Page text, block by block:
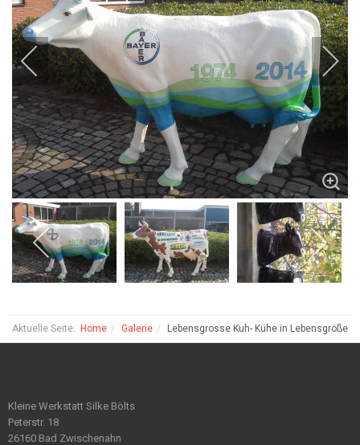
Aktuelle Seite: Home Galerie Lebensgrosse Kuh- Kühe in Lebensgröße
Kleine Werkstatt Silke Bölts
Peterstr. 18
26160 Bad Zwischenahn